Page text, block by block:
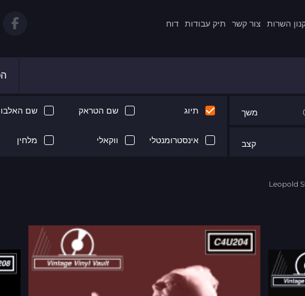
השרות צור קשר תיק עבודות דוח
משך
קצב
תיוג שם הטראק שם
אינסטרומנטלי ווקאלי מלחין
Leopold